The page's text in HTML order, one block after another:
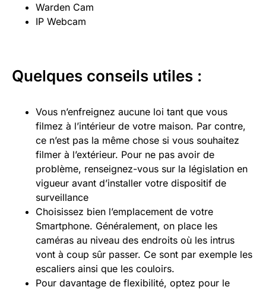
Warden Cam
IP Webcam
Quelques conseils utiles :
Vous n’enfreignez aucune loi tant que vous
filmez à l’intérieur de votre maison. Par contre,
ce n’est pas la même chose si vous souhaitez
filmer à l’extérieur. Pour ne pas avoir de
problème, renseignez-vous sur la législation en
vigueur avant d’installer votre dispositif de
surveillance
Choisissez bien l’emplacement de votre
Smartphone. Généralement, on place les
caméras au niveau des endroits où les intrus
vont à coup sûr passer. Ce sont par exemple les
escaliers ainsi que les couloirs.
Pour davantage de flexibilité, optez pour le